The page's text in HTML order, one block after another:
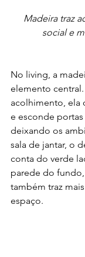
Madeira traz
social e
No living, a
elemento
acolhimento, ela
e esconde portas
deixando os
sala de jantar, o
conta do verde
parede do
também traz
espaço.